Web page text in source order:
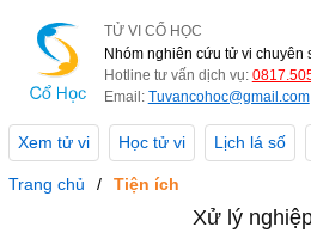
TỬ VI CỔ HỌC
Nhóm nghiên cứu tử vi chuyên
Hotline tư vấn dịch vụ:
Email: Tuvancohoc@gmail.com
Xem tử vi Học tử vi Lịch lá số
Trang chủ Tiện ích
Xử lý